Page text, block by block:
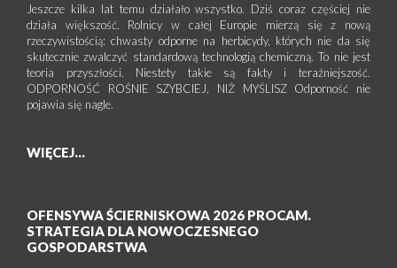
Jeszcze kilka lat temu działało wszystko. Dziś coraz częściej nie
działa większość. Rolnicy w całej Europie mierzą się z nową
rzeczywistością: chwasty odporne na herbicydy, których nie da się
skutecznie zwalczyć standardową technologią chemiczną. To nie jest
teoria przyszłości. Niestety takie są fakty i teraźniejszość.
ODPORNOŚĆ ROŚNIE SZYBCIEJ, NIŻ MYŚLISZ Odporność nie
pojawia się nagle.
WIĘCEJ...
OFENSYWA ŚCIERNISKOWA 2026 PROCAM.
STRATEGIA DLA NOWOCZESNEGO
GOSPODARSTWA